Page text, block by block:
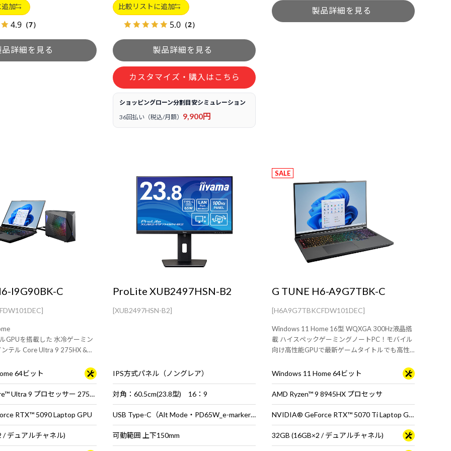
追加
4.9 （7）
比較リストに追加
5.0 （2）
カスタマイズ・購入はこちら
ショッピングローン分割目安シミュレーション
36回払い（税込/月額） 9,900円
I9G90BK-C
GPUを搭載した 水冷ゲーミン
ンテル Core Ultra 9 275HX &
64ビット
インテル® Core™ Ultra 9 プロセッサー 275HX
RTX™ 5090 Laptop GPU
/ デュアルチャネル)
ProLite XUB2497HSN-B2
[XUB2497HSN-B2]
IPS方式パネル（ノングレア）
対角：60.5cm(23.8型) 16：9
USB Type-C（Alt Mode・PD65W_e-marker対応） × 1 ／ HDMI × 1 ／ DisplayPort × 1
可動範囲 上下150mm
SALE
G TUNE H6-A9G7TBK-C
[H6A9G7TBKCFDW101DEC]
Windows 11 Home 16型 WQXGA 300Hz液晶搭
載 ハイスペックゲーミングノートPC！モバイル
向け高性能GPUで最新ゲームタイトルでも高性
Windows 11 Home 64ビット
AMD Ryzen™ 9 8945HX プロセッサ
NVIDIA® GeForce RTX™ 5070 Ti Laptop GPU
32GB (16GB×2 / デュアルチャネル)